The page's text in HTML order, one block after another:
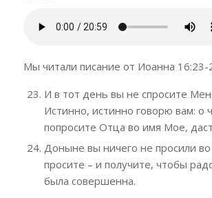
Мы читали писание от Иоанна 16:23-
И в тот день вы не спросите
Истинно, истинно говорю вам: о
попросите Отца во имя Мое,
Доныне вы ничего не просили
просите – и получите, чтобы
была совершенна.